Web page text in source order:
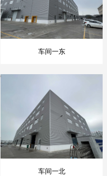
车间一东
车间一北